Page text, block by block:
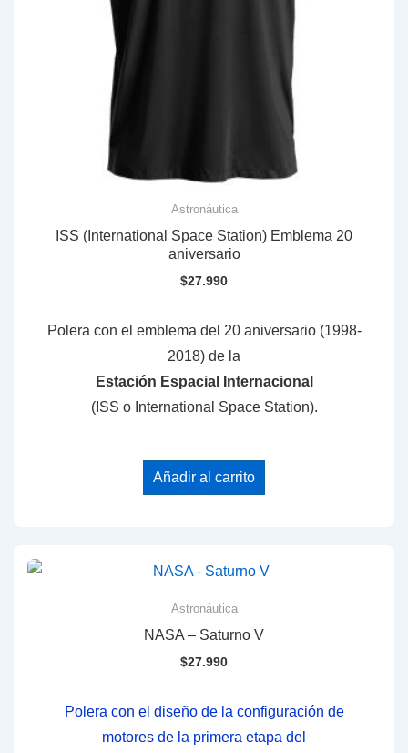
Astronáutica
ISS (International Space Station) Emblema 20
aniversario
$27.990
Polera con el emblema del 20 aniversario (1998-
2018) de la
Estación Espacial Internacional
(ISS o International Space Station).
Añadir al carrito
Astronáutica
NASA – Saturno V
$27.990
Polera con el diseño de la configuración de
motores de la primera etapa del